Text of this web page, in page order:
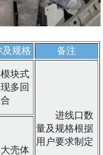
路开关
iC65
关以及
带漏电保
功能
<160